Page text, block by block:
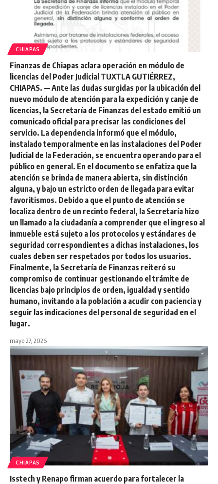
CHIAPAS
Finanzas de Chiapas aclara operación en módulo de
licencias del Poder Judicial TUXTLA GUTIÉRREZ,
CHIAPAS. — Ante las dudas surgidas por la ubicación del
nuevo módulo de atención para la expedición y canje de
licencias, la Secretaría de Finanzas del estado emitió un
comunicado oficial para precisar las condiciones del
servicio. La dependencia informó que el módulo,
instalado temporalmente en las instalaciones del Poder
Judicial de la Federación, se encuentra operando para el
público en general. En el documento se enfatiza que la
atención se brinda de manera abierta, sin distinción
alguna, y bajo un estricto orden de llegada para evitar
favoritismos. Debido a que el punto de atención se
localiza dentro de un recinto federal, la Secretaría hizo
un llamado a la ciudadanía a comprender que el ingreso al
inmueble está sujeto a los protocolos y estándares de
seguridad correspondientes a dichas instalaciones, los
cuales deben ser respetados por todos los usuarios.
Finalmente, la Secretaría de Finanzas reiteró su
compromiso de continuar gestionando el trámite de
licencias bajo principios de orden, igualdad y sentido
humano, invitando a la población a acudir con paciencia y
seguir las indicaciones del personal de seguridad en el
lugar.
mayo 27, 2026
CHIAPAS
Isstech y Renapo firman acuerdo para fortalecer la